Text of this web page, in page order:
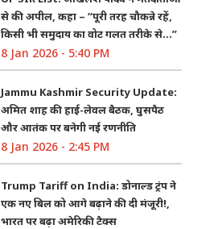
से की अपील, कहा – “पूरी तरह चौकन्ने रहें,
किसी भी समुदाय का वोट गलत तरीके से…”
8 Jan 2026 - 5:40 PM
Jammu Kashmir Security Update:
अमित शाह की हाई-लेवल बैठक, घुसपैठ
और आतंक पर बनेगी नई रणनीति
8 Jan 2026 - 2:45 PM
Trump Tariff on India: डोनाल्ड ट्रंप ने
एक नए बिल को आगे बढ़ाने की दी मंजूरी!,
भारत पर बढ़ा अमेरिकी टैक्स